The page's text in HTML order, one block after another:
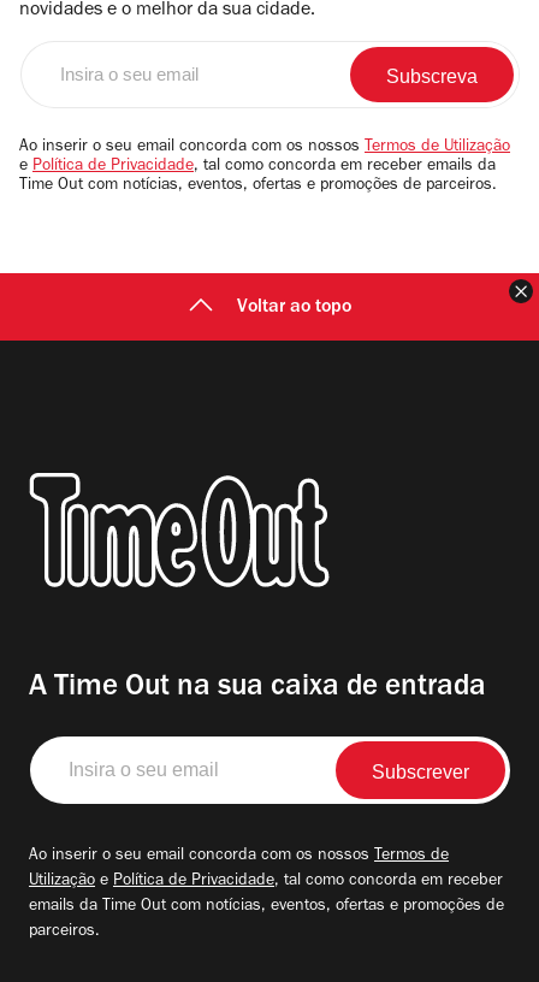
novidades e o melhor da sua cidade.
email
Ao inserir o seu email concorda com os nossos Termos de Utilização
e Política de Privacidade, tal como concorda em receber emails da
Time Out com notícias, eventos, ofertas e promoções de parceiros.
Voltar ao topo
A Time Out na sua caixa de entrada
Insira
o
seu
Ao inserir o seu email concorda com os nossos Termos de
Utilização e Política de Privacidade, tal como concorda em receber
emails da Time Out com notícias, eventos, ofertas e promoções de
parceiros.